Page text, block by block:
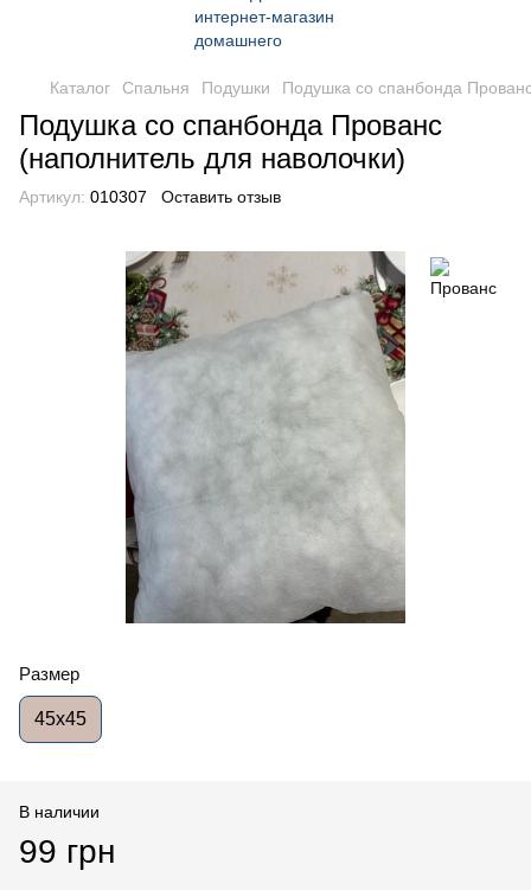
Каталог Спальня Подушки Подушка со спанбонда
Подушка со спанбонда Прованс
(наполнитель для наволочки)
Артикул: 010307 Оставить отзыв
Размер
45x45
В наличии
99 грн